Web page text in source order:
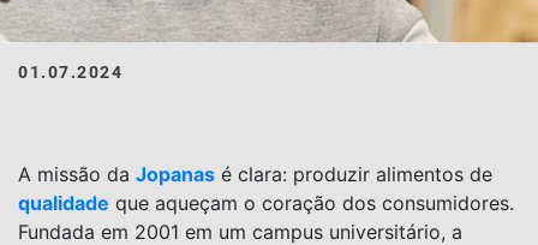
01.07.2024
A missão da Jopanas é clara: produzir alimentos de
qualidade que aqueçam o coração dos consumidores.
Fundada em 2001 em um campus universitário, a